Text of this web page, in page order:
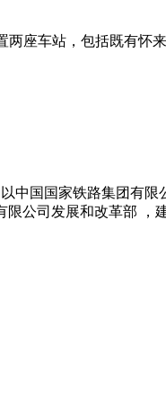
座车站，包括既有
中国国家铁路集团有
公司发展和改革部